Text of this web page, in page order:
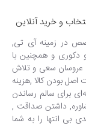
و خرید آنلاین
در زمینه آی تی,
و دکوری و همچنین با
نو عروسان سعی و تلاش
اصل بودن کالا ,هزینه
برای سالم رساندن
داشتن صداقت ,
بی انتها را به شما